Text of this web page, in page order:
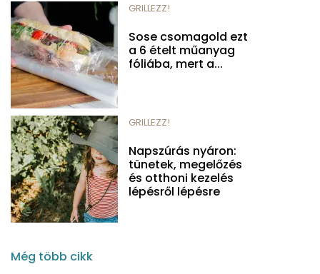
GRILLEZZ!
Sose csomagold ezt
a 6 ételt műanyag
fóliába, mert a...
GRILLEZZ!
Napszúrás nyáron:
tünetek, megelőzés
és otthoni kezelés
lépésről lépésre
Még több cikk